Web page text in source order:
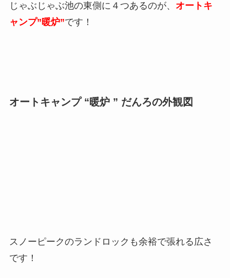
じゃぶじゃぶ池の東側に４つあるのが、 オートキ
ャンプ”暖炉”です！
オートキャンプ “暖炉 ” だんろの外観図
スノーピークのランドロックも余裕で張れる広さ
です！